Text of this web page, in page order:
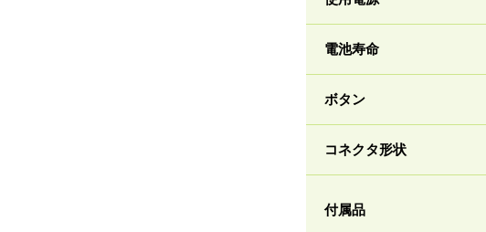
電池寿命
ボタン
コネクタ形状
付属品